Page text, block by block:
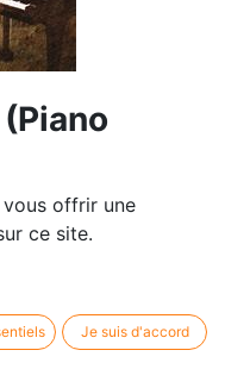
offrir une
ce site.
Je suis d'accord